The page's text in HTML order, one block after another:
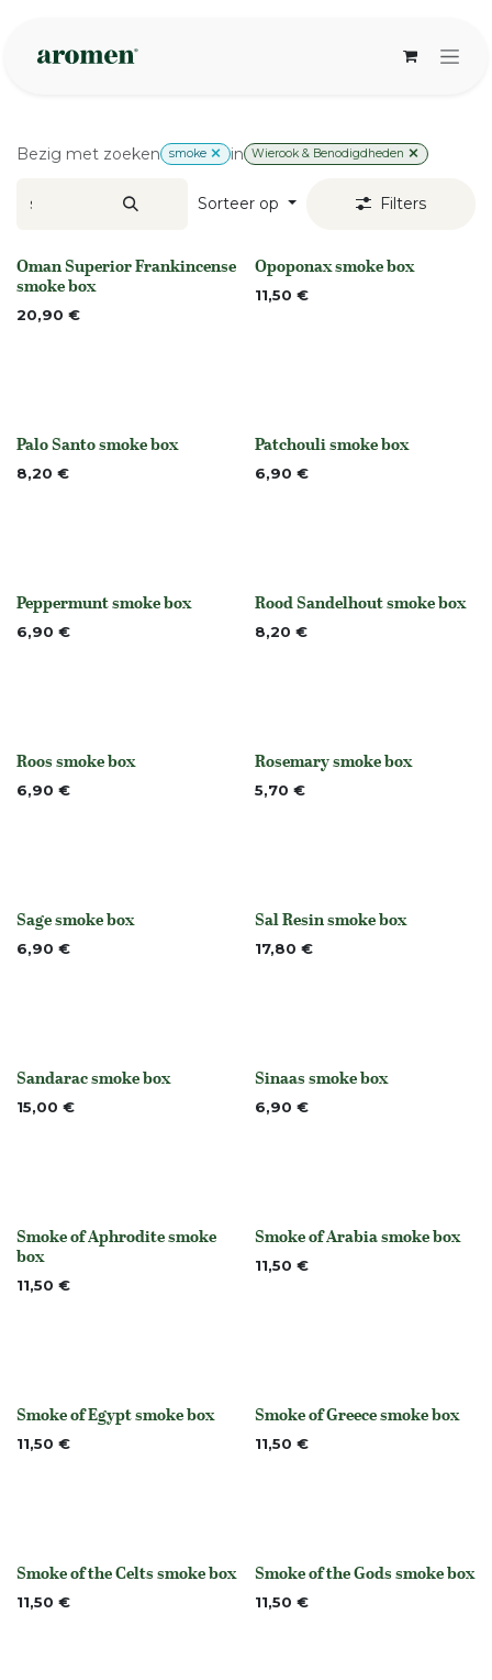
Bezig met zoeken smoke in Wierook & Benodigdheden
Sorteer op Filters
None
Oman Superior Frankincense
smoke box
20,90 €
None
Opoponax smoke box
11,50 €
Niet op voorraad
Palo Santo smoke box
8,20 € None
Patchouli smoke box
6,90 €
None
Peppermunt smoke box
6,90 € None
Rood Sandelhout smoke box
8,20 €
None
Roos smoke box
6,90 € None
Rosemary smoke box
5,70 €
None
Sage smoke box
6,90 € None
Sal Resin smoke box
17,80 €
None
Sandarac smoke box
15,00 € None
Sinaas smoke box
6,90 €
None
Smoke of Aphrodite smoke
box
11,50 €
None
Smoke of Arabia smoke box
11,50 €
None
Smoke of Egypt smoke box
11,50 € None
Smoke of Greece smoke box
11,50 €
None
Smoke of the Celts smoke box
11,50 € None
Smoke of the Gods smoke box
11,50 €